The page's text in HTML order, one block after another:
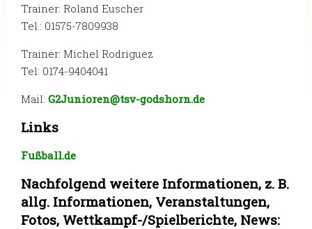
Trainer: Roland Euscher
Tel.: 01575-7809938
Trainer: Michel Rodriguez
Tel: 0174-9404041
Mail: G2Junioren@tsv-godshorn.de
Links
Fußball.de
Nachfolgend weitere Informationen, z. B.
allg. Informationen, Veranstaltungen,
Fotos, Wettkampf-/Spielberichte, News: